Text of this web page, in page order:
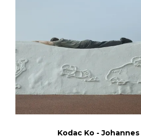
Kodac Ko -